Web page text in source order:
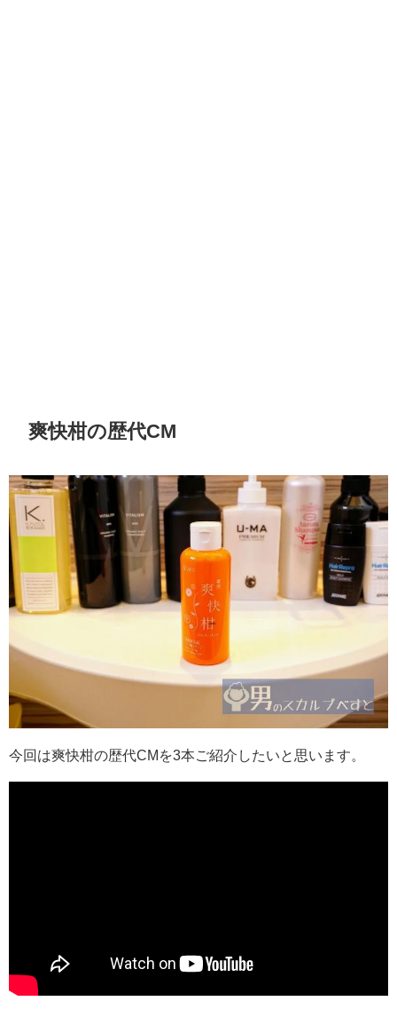
爽快柑の歴代CM
今回は爽快柑の歴代CMを3本ご紹介したいと思います。